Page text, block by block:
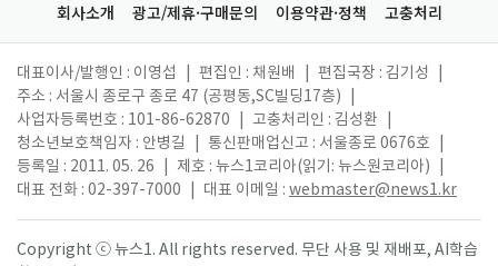
회사소개 광고/제휴·구매문의 이용약관·정책 고충처리
대표이사/발행인 : 이영섭 편집인 : 채원배 편집국장 : 김기성
주소 : 서울시 종로구 종로 47 (공평동,SC빌딩17층)
사업자등록번호 : 101-86-62870
고충처리인 : 김성환
청소년보호책임자 : 안병길
통신판매업신고 : 서울종로 0676호
등록일 : 2011. 05. 26
제호 : 뉴스1코리아(읽기: 뉴스원코리아)
대표 전화 : 02-397-7000
대표 이메일 : webmaster@news1.kr
Copyright ⓒ 뉴스1. All rights reserved. 무단 사용 및 재배포, AI학습